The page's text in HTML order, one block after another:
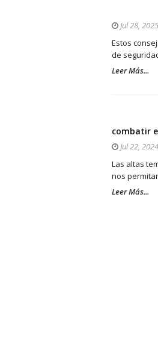
Jul 28, 2025
Estos
de
Leer Más...
combatir
Jul 22, 2024
Las altas
nos
Leer Más...